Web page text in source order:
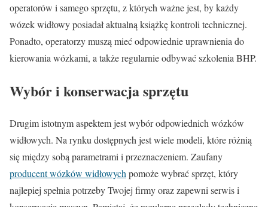
operatorów i samego sprzętu, z których ważne jest, by każdy
wózek widłowy posiadał aktualną książkę kontroli technicznej.
Ponadto, operatorzy muszą mieć odpowiednie uprawnienia do
kierowania wózkami, a także regularnie odbywać szkolenia BHP.
Wybór i konserwacja sprzętu
Drugim istotnym aspektem jest wybór odpowiednich wózków
widłowych. Na rynku dostępnych jest wiele modeli, które różnią
się między sobą parametrami i przeznaczeniem. Zaufany
producent wózków widłowychpomoże wybrać sprzęt, który
najlepiej spełnia potrzeby Twojej firmy oraz zapewni serwis i